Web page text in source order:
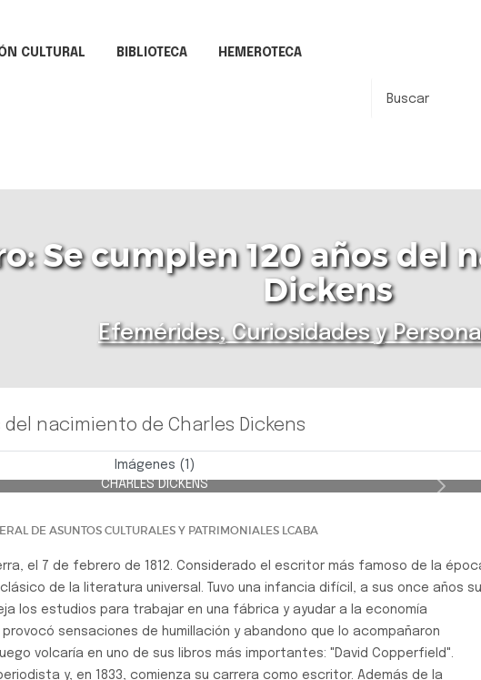
CULTURAL BIBLIOTECA HEMEROTECA
Se cumplen 120 años del
Dickens
Efemérides, Curiosidades y
del nacimiento de Charles Dickens
Imágenes (1)
CHARLES DICKENS
DE ASUNTOS CULTURALES Y PATRIMONIALES LCABA
el 7 de febrero de 1812. Considerado el escritor más famoso de la
de la literatura universal. Tuvo una infancia difícil, a sus once años su
los estudios para trabajar en una fábrica y ayudar a la economía
provocó sensaciones de humillación y abandono que lo acompañaron
volcaría en uno de sus libros más importantes: "David Copperfield".
y, en 1833, comienza su carrera como escritor. Además de la